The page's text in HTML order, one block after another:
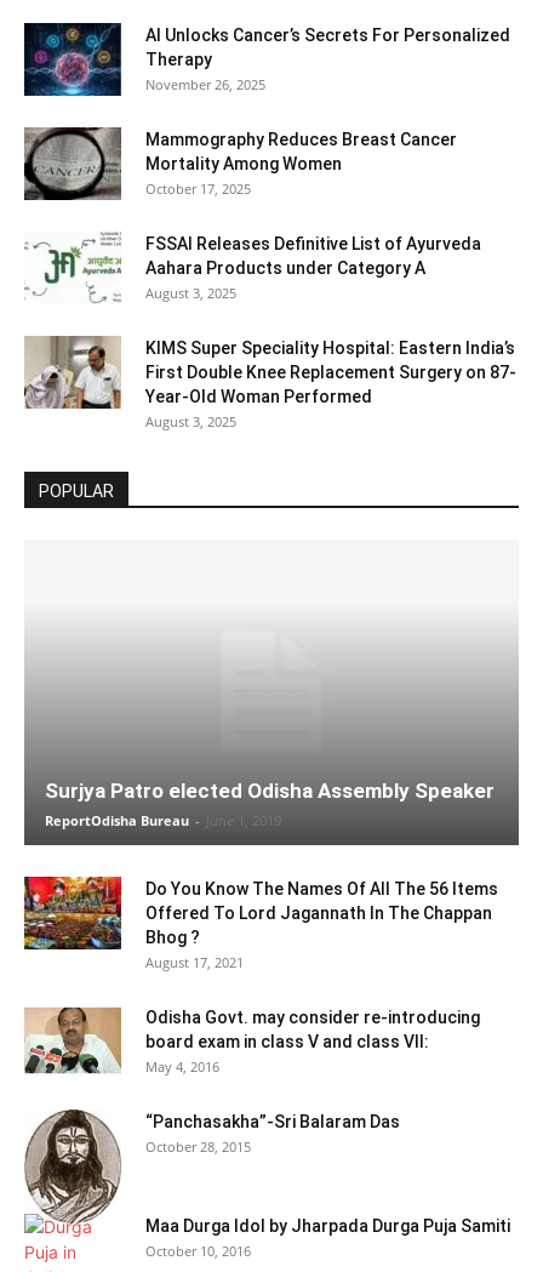
AI Unlocks Cancer’s Secrets For Personalized
Therapy
November 26, 2025
Mammography Reduces Breast Cancer
Mortality Among Women
October 17, 2025
FSSAI Releases Definitive List of Ayurveda
Aahara Products under Category A
August 3, 2025
KIMS Super Speciality Hospital: Eastern India’s
First Double Knee Replacement Surgery on 87-
Year-Old Woman Performed
August 3, 2025
POPULAR
Surjya Patro elected Odisha Assembly Speaker
ReportOdisha Bureau - June 1, 2019
Do You Know The Names Of All The 56 Items
Offered To Lord Jagannath In The Chappan
Bhog ?
August 17, 2021
Odisha Govt. may consider re-introducing
board exam in class V and class VII:
May 4, 2016
“Panchasakha”-Sri Balaram Das
October 28, 2015
Maa Durga Idol by Jharpada Durga Puja Samiti
October 10, 2016